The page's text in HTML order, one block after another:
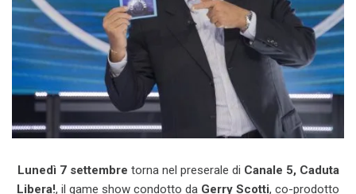
Lunedì 7 settembre torna nel preserale di Canale 5, Caduta
Libera!, il game show condotto da Gerry Scotti, co-prodotto